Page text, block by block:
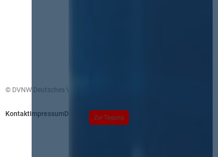
Zur Tagung
© DVNW Deutsches Vergabenetzwerk GmbH
KontaktImpressumDatenschutz